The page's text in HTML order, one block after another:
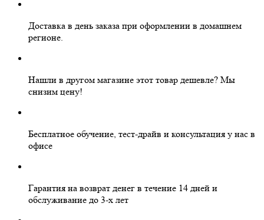
Доставка в день заказа при оформлении в домашнем
регионе.
Нашли в другом магазине этот товар дешевле? Мы
снизим цену!
Бесплатное обучение, тест-драйв и консультация у нас в
офисе
Гарантия на возврат денег в течение 14 дней и
обслуживание до 3-х лет